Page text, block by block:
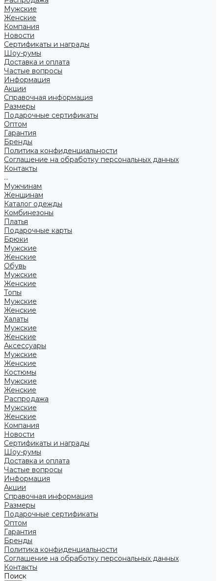
Мужские
Женские
Компания
Новости
Сертификаты и награды
Шоу-румы
Доставка и оплата
Частые вопросы
Информация
Акции
Справочная информация
Размеры
Подарочные сертификаты
Оптом
Гарантия
Бренды
Политика конфиденциальности
Соглашение на обработку персональных данных
Контакты
...
Мужчинам
Женщинам
Каталог одежды
Комбинезоны
Платья
Подарочные карты
Брюки
Мужские
Женские
Обувь
Мужские
Женские
Топы
Мужские
Женские
Халаты
Мужские
Женские
Аксессуары
Мужские
Женские
Костюмы
Мужские
Женские
Распродажа
Мужские
Женские
Компания
Новости
Сертификаты и награды
Шоу-румы
Доставка и оплата
Частые вопросы
Информация
Акции
Справочная информация
Размеры
Подарочные сертификаты
Оптом
Гарантия
Бренды
Политика конфиденциальности
Соглашение на обработку персональных данных
Контакты
Поиск